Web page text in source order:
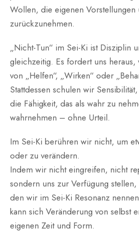
Wollen, die eigenen Vorstellungen
zurückzunehmen.
„Nicht-Tun“ im Sei-Ki ist Disziplin
gleichzeitig. Es fordert uns heraus,
von „Helfen“, „Wirken“ oder
Stattdessen schulen wir
die Fähigkeit, das als wahr zu
wahrnehmen – ohne Urteil.
Im Sei-Ki berühren wir nicht, um
oder zu verändern.
Indem wir nicht eingreifen, nicht
sondern uns zur Verfügung stellen,
den wir im Sei-Ki Resonanz
kann sich Veränderung von selbst
eigenen Zeit und Form.